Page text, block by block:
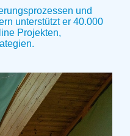
und
unterstützt er 40.000
Projekten,